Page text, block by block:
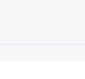
بتوانید با